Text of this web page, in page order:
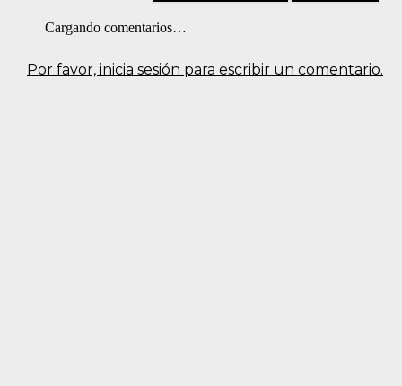
Por favor, inicia sesión para escribir un comentario.
Cargando comentarios…